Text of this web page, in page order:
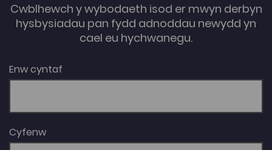
Cwblhewch y wybodaeth isod er mwyn derbyn
hysbysiadau pan fydd adnoddau newydd yn
cael eu hychwanegu.
Enw cyntaf
Cyfenw